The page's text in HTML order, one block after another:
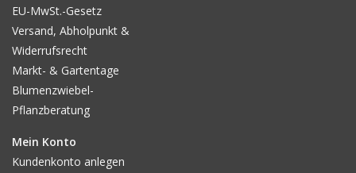
EU-MwSt.-Gesetz
Versand, Abholpunkt &
Widerrufsrecht
Markt- & Gartentage
Blumenzwiebel-
Pflanzberatung
Mein Konto
Kundenkonto anlegen